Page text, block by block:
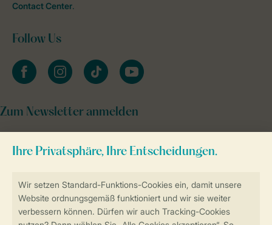
Sicher und schnell zur Online-Buchung
Contact Center.
Follow Us
facebookinstagramtiktok youtube
Zum Newsletter anmelden